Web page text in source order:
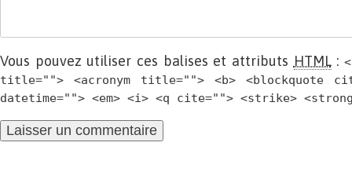
Vous pouvez utiliser ces balises et attributs HTML:
title=""> <acronym title=""> <b> <blockquote
datetime=""> <em> <i> <q cite=""> <strike>